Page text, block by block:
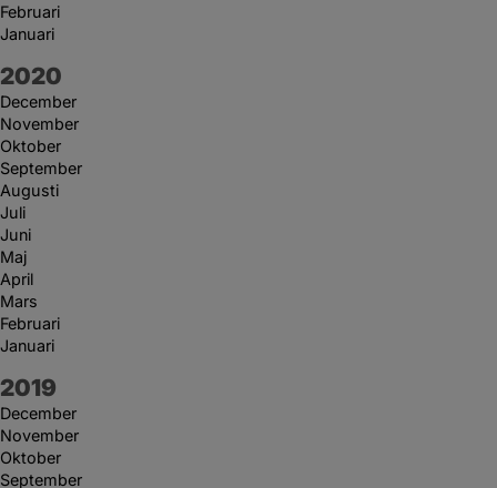
Februari
Januari
År:
2020
December
November
Oktober
September
Augusti
Juli
Juni
Maj
April
Mars
Februari
Januari
År:
2019
December
November
Oktober
September